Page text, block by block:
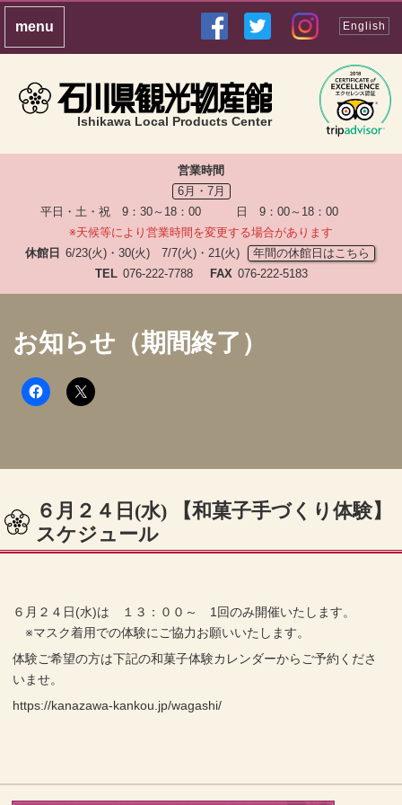
Ishikawa Local Products Center
English
営業時間
6月・7月
平日・土・祝 9：30～18：00 日 9：00～18：00
※天候等により営業時間を変更する場合があります
休館日 6/23(火)・30(火) 7/7(火)・21(火)
年間の休館日はこちら
TEL 076-222-7788 FAX 076-222-5183
お知らせ（期間終了）
６月２４日(水) 【和菓子手づくり体験】
スケジュール
６月２４日(水)は １３：００～ 1回のみ開催いたします。
※マスク着用での体験にご協力お願いいたします。
体験ご希望の方は下記の和菓子体験カレンダーからご予約くださ
いませ。
https://kanazawa-kankou.jp/wagashi/